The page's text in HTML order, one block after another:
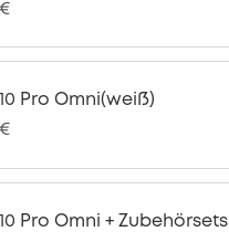
Pro Omni(weiß)
Pro Omni + Zubehörsets